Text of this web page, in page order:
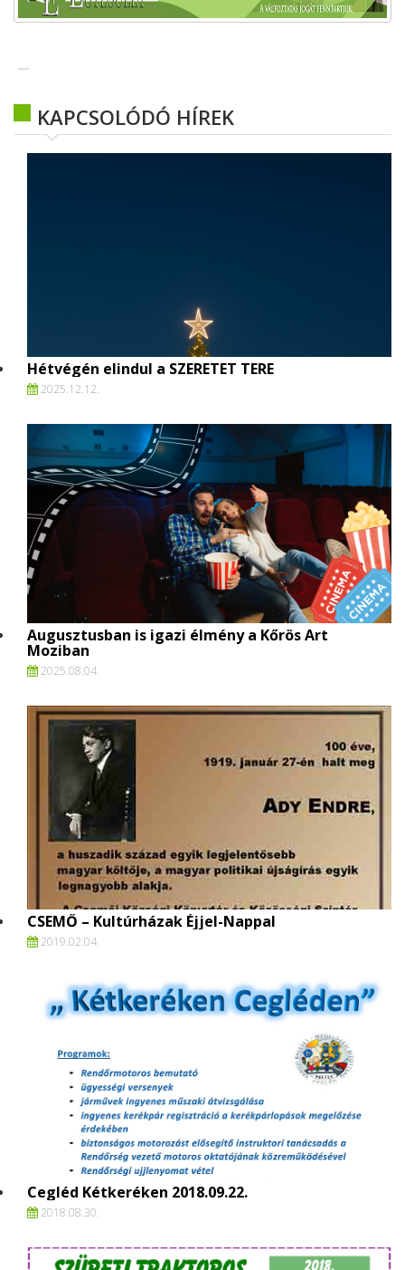
KAPCSOLÓDÓ HÍREK
Hétvégén elindul a SZERETET TERE
2025.12.12.
Augusztusban is igazi élmény a Kőrös Art
Moziban
2025.08.04.
CSEMŐ – Kultúrházak Éjjel-Nappal
2019.02.04.
Cegléd Kétkeréken 2018.09.22.
2018.08.30.